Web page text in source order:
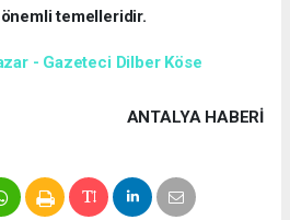
temelleridir.
- Gazeteci Dilber Köse
ANTALYA HABERİ